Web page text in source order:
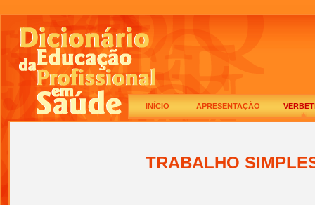
INÍCIO APRESENTAÇÃO
TRABALHO